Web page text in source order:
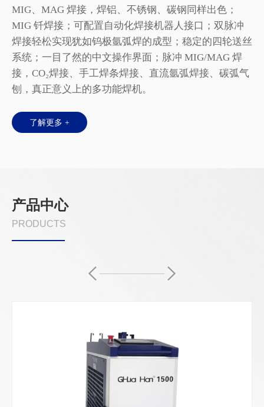
MIG、MAG 焊接，焊铝、不锈钢、碳钢同样出色；
MIG 钎焊接；可配置自动化焊接机器人接口；双脉冲
焊接轻松实现犹如钨极氩弧焊的成型；稳定的四轮送丝
系统；一目了然的中文操作界面；脉冲 MIG/MAG 焊
接，CO₂焊接、手工焊条焊接、直流氩弧焊接、碳弧气
刨，真正意义上的多功能焊机。
了解更多 +
产品中心
PRODUCTS